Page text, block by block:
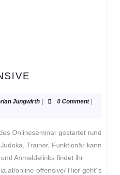
JungwirthFlorian0 Comment
Trainer, Funktionär kann
Anmeldelinks findet ihr
online-offensive/ Hier geht´s